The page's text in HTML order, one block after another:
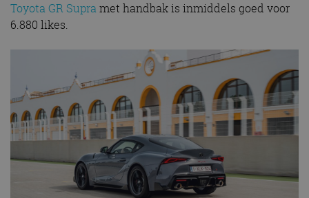
Toyota GR Supramet handbak is inmiddels goed voor
6.880 likes.